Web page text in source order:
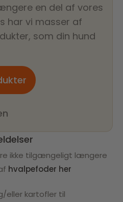
en del af vores
har vi masser af
som din hund
ikke tilgængeligt længere
hvalpefoder her
eller kartofler til